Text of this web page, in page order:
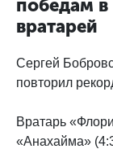
победам
вратарей
Сергей
повторил
Вратарь
«Анахайма»